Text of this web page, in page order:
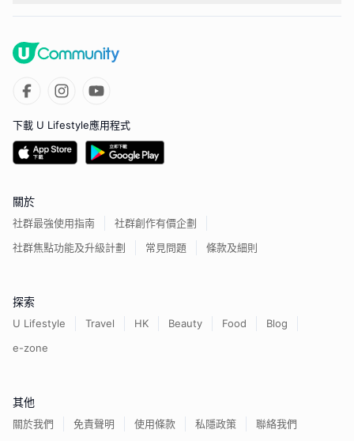
下載 U Lifestyle應用程式
關於
社群最強使用指南
社群創作有價企劃
社群焦點功能及升級計劃
常見問題 條款及細則
探索
U Lifestyle Travel HK Beauty Food
Blog
e-zone
其他
關於我們 免責聲明 使用條款 私隱政策 聯絡我們